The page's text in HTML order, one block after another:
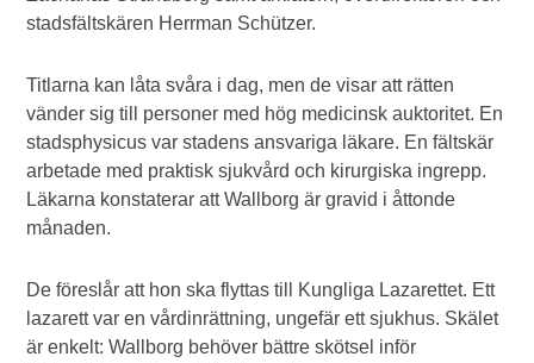
stadsfältskären Herrman Schützer.
Titlarna kan låta svåra i dag, men de visar att rätten
vänder sig till personer med hög medicinsk auktoritet. En
stadsphysicus var stadens ansvariga läkare. En fältskär
arbetade med praktisk sjukvård och kirurgiska ingrepp.
Läkarna konstaterar att Wallborg är gravid i åttonde
månaden.
De föreslår att hon ska flyttas till Kungliga Lazarettet. Ett
lazarett var en vårdinrättning, ungefär ett sjukhus. Skälet
är enkelt: Wallborg behöver bättre skötsel inför